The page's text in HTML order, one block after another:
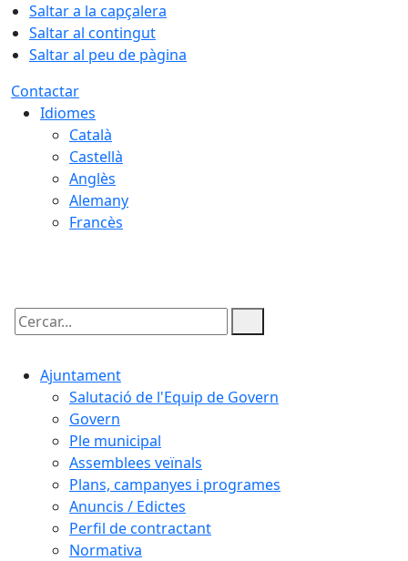
Saltar a la capçalera
Saltar al contingut
Saltar al peu de pàgina
Contactar
Idiomes
Català
Castellà
Anglès
Alemany
Francès
Cercar:
Ajuntament
Salutació de l'Equip de Govern
Govern
Ple municipal
Assemblees veïnals
Plans, campanyes i programes
Anuncis / Edictes
Perfil de contractant
Normativa